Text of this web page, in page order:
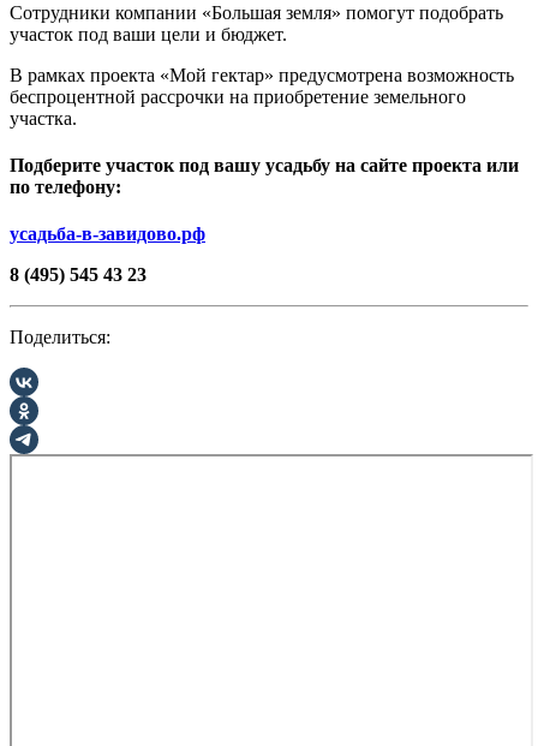
Сотрудники компании «Большая земля» помогут подобрать
участок под ваши цели и бюджет.
В рамках проекта «Мой гектар» предусмотрена возможность
беспроцентной рассрочки на приобретение земельного
участка.
Подберите участок под вашу усадьбу на сайте проекта или
по телефону:
усадьба-в-завидово.рф
8 (495) 545 43 23
Поделиться: